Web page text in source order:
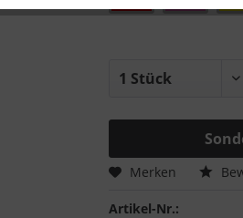
Merken
Artikel-Nr.: